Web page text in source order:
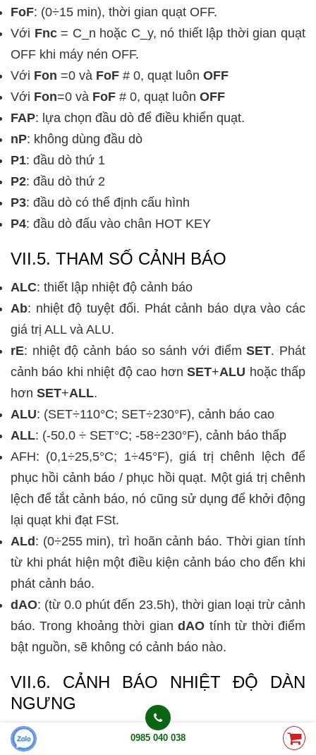
FoF: (0÷15 min), thời gian quạt OFF.
Với Fnc= C_n hoặc C_y, nó thiết lập thời gian quạt
OFF khi máy nén OFF.
Với Fon =0 và FoF # 0, quạt luôn OFF
Với Fon=0 và FoF # 0, quạt luôn OFF
FAP: lựa chọn đầu dò để điều khiển quạt.
nP: không dùng đầu dò
P1: đầu dò thứ 1
P2: đầu dò thứ 2
P3: đầu dò có thể định cấu hình
P4: đầu dò đấu vào chân HOT KEY
VII.5. THAM SỐ CẢNH BÁO
ALC: thiết lập nhiệt độ cảnh báo
Ab: nhiệt độ tuyệt đối. Phát cảnh báo dựa vào các
giá trị ALL và ALU.
rE: nhiệt độ cảnh báo so sánh với điểmSET. Phát
cảnh báo khi nhiệt độ cao hơnSET+ALU hoặc thấp
hơn SET+ALL.
ALU: (SET÷110°C; SET÷230°F), cảnh báo cao
ALL: (-50.0 ÷ SET°C; -58÷230°F), cảnh báo thấp
AFH: (0,1÷25,5°C; 1÷45°F), giá trị chênh lệch để
phục hồi cảnh báo / phục hồi quạt. Một giá trị chênh
lệch để tắt cảnh báo, nó cũng sử dụng để khởi động
lại quạt khi đạt FSt.
ALd : (0÷255 min), trì hoãn cảnh báo. Thời gian tính
từ khi phát hiện một điều kiện cảnh báo cho đến khi
phát cảnh báo.
dAO: (từ 0.0 phút đến 23.5h), thời gian loại trừ cảnh
báo. Trong khoảng thời giandAO tính từ thời điểm
bật nguồn, sẽ không có cảnh báo nào.
VII.6. CẢNH BÁO NHIỆT ĐỘ DÀN
NGƯNG
AP2: lựa chọn đầu dò cho việc cảnh báo nhiệt độ
0985 040 038